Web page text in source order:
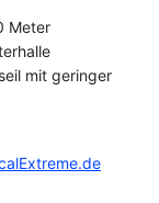
Meter
mit geringer